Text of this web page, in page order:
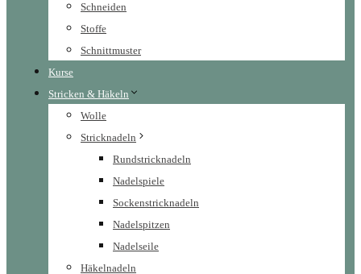
Schneiden
Stoffe
Schnittmuster
Kurse
Stricken & Häkeln
Wolle
Stricknadeln
Rundstricknadeln
Nadelspiele
Sockenstricknadeln
Nadelspitzen
Nadelseile
Häkelnadeln